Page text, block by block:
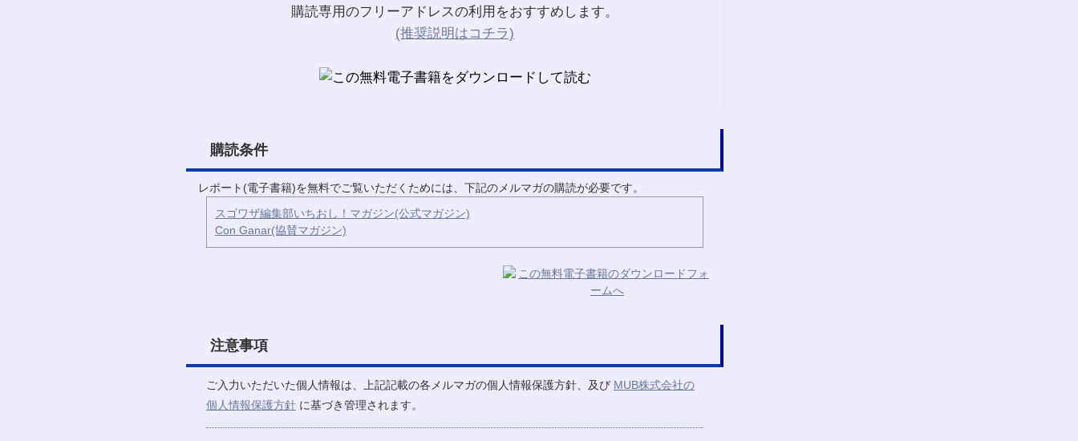
購読専用のフリーアドレスの利用をおすすめします。
(推奨説明はコチラ)
購読条件
レポート(電子書籍)を無料でご覧いただくためには、下記のメルマガの購読が必要です。
スゴワザ編集部いちおし！マガジン(公式マガジン)
Con Ganar(協賛マガジン)
注意事項
ご入力いただいた個人情報は、上記記載の各メルマガの個人情報保護方針、及び MUB株式会社の
個人情報保護方針 に基づき管理されます。